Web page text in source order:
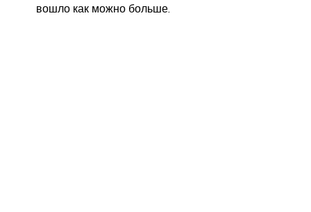
вошло как можно больше.